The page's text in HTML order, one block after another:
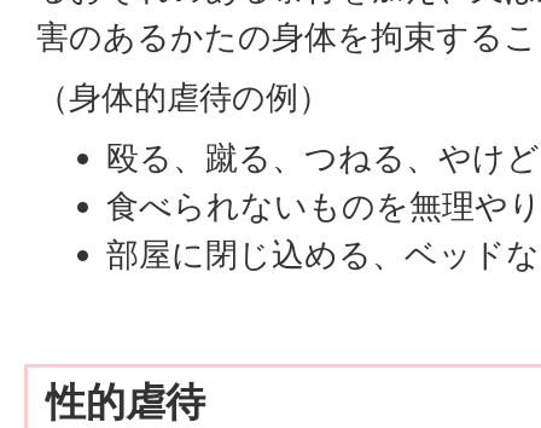
害のあるかたの身体を拘束する
（身体的虐待の例）
殴る、蹴る、つねる、やけ
食べられないものを無理や
部屋に閉じ込める、ベッド
性的虐待